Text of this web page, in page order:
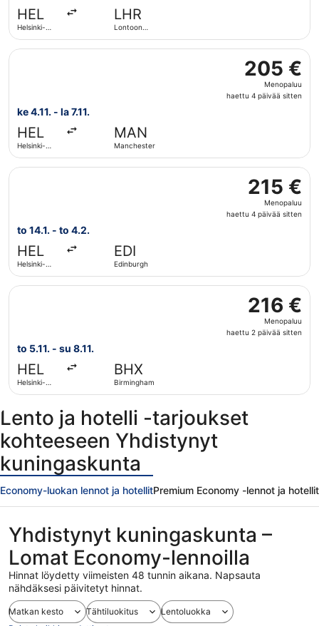
HEL
Helsinki-
LHR
Lontoon
205 €
Menopaluu,
haettu
205 €
Menopaluu
haettu 4 päivää sitten
ke 4.11. - la 7.11.
HEL
Helsinki-
MAN
Manchester
Valitse lentoyhtiön KLM lento, lähtö ke 4.11. kohteesta
215 €
Menopaluu,
haettu
215 €
Menopaluu
haettu 4 päivää sitten
to 14.1. - to 4.2.
HEL
Helsinki-
EDI
Edinburgh
Valitse lentoyhtiön Norwegian Air Sweden lento, lähtö to
216 €
Menopaluu,
haettu
216 €
Menopaluu
haettu 2 päivää sitten
to 5.11. - su 8.11.
HEL
Helsinki-
BHX
Birmingham
Valitse lentoyhtiön KLM lento, lähtö to 5.11. kohteesta
Lento ja hotelli -tarjoukset
kohteeseen Yhdistynyt
kuningaskunta
Economy-luokan lennot ja hotellitPremium Economy -lennot ja hotellit
Yhdistynyt kuningaskunta –
Lomat Economy-lennoilla
Hinnat löydetty viimeisten 48 tunnin aikana. Napsauta
nähdäksesi päivitetyt hinnat.
Matkan kesto Tähtiluokitus
Lentoluokka